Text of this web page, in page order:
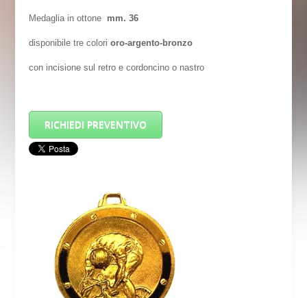
Medaglia in ottone mm. 36
disponibile tre colorioro-argento-bronzo
con incisione sul retro e cordoncino o nastro
RICHIEDI PREVENTIVO